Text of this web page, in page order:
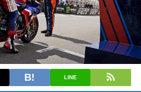
LINE